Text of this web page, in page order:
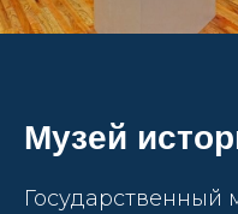
Музей
Государственный